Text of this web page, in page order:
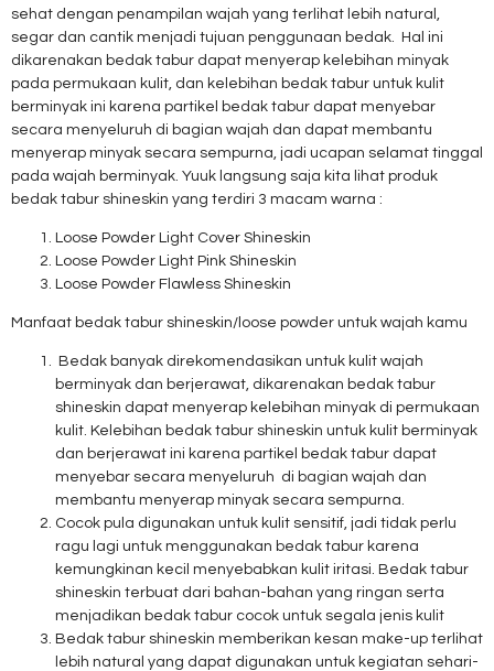
sehat dengan penampilan wajah yang terlihat lebih natural,
segar dan cantik menjadi tujuan penggunaan bedak. Hal ini
dikarenakan bedak tabur dapat menyerap kelebihan minyak
pada permukaan kulit, dan kelebihan bedak tabur untuk kulit
berminyak ini karena partikel bedak tabur dapat menyebar
secara menyeluruh di bagian wajah dan dapat membantu
menyerap minyak secara sempurna, jadi ucapan selamat tinggal
pada wajah berminyak. Yuuk langsung saja kita lihat produk
bedak tabur shineskin yang terdiri 3 macam warna :
Loose Powder Light Cover Shineskin
Loose Powder Light Pink Shineskin
Loose Powder Flawless Shineskin
Manfaat bedak tabur shineskin/loose powder untuk wajah kamu
Bedak banyak direkomendasikan untuk kulit wajah
berminyak dan berjerawat, dikarenakan bedak tabur
shineskin dapat menyerap kelebihan minyak di permukaan
kulit. Kelebihan bedak tabur shineskin untuk kulit berminyak
dan berjerawat ini karena partikel bedak tabur dapat
menyebar secara menyeluruh di bagian wajah dan
membantu menyerap minyak secara sempurna.
Cocok pula digunakan untuk kulit sensitif, jadi tidak perlu
ragu lagi untuk menggunakan bedak tabur karena
kemungkinan kecil menyebabkan kulit iritasi. Bedak tabur
shineskin terbuat dari bahan-bahan yang ringan serta
menjadikan bedak tabur cocok untuk segala jenis kulit
Bedak tabur shineskin memberikan kesan make-up terlihat
lebih natural yang dapat digunakan untuk kegiatan sehari-